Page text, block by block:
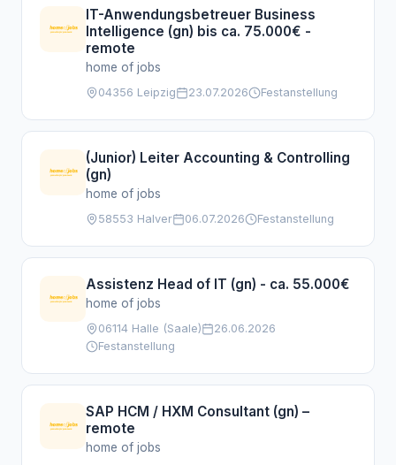
IT-Anwendungsbetreuer Business
Intelligence (gn) bis ca. 75.000€ -
remote
home of jobs
04356 Leipzig 23.07.2026 Festanstellung
(Junior) Leiter Accounting & Controlling
(gn)
home of jobs
58553 Halver 06.07.2026 Festanstellung
Assistenz Head of IT (gn) - ca. 55.000€
home of jobs
06114 Halle (Saale)
26.06.2026
Festanstellung
SAP HCM / HXM Consultant (gn) –
remote
home of jobs